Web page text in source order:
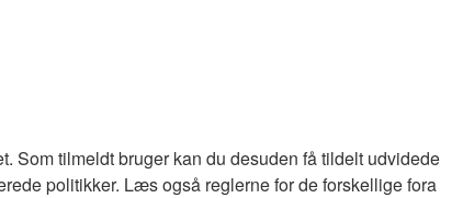
Som tilmeldt bruger kan du desuden få tildelt udvidede
politikker. Læs også reglerne for de forskellige fora